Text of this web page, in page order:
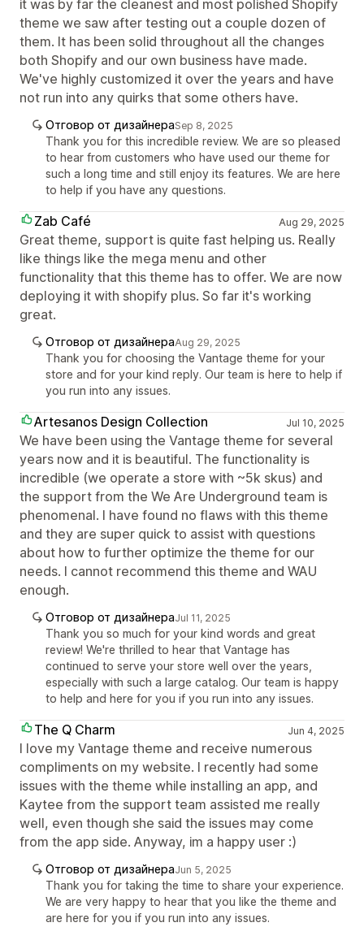
it was by far the cleanest and most polished Shopify
theme we saw after testing out a couple dozen of
them. It has been solid throughout all the changes
both Shopify and our own business have made.
We've highly customized it over the years and have
not run into any quirks that some others have.
Отговор от дизайнераSep 8, 2025
Thank you for this incredible review. We are so pleased
to hear from customers who have used our theme for
such a long time and still enjoy its features. We are here
to help if you have any questions.
Zab Café Aug 29, 2025
Great theme, support is quite fast helping us. Really
like things like the mega menu and other
functionality that this theme has to offer. We are now
deploying it with shopify plus. So far it's working
great.
Отговор от дизайнераAug 29, 2025
Thank you for choosing the Vantage theme for your
store and for your kind reply. Our team is here to help if
you run into any issues.
Artesanos Design Collection Jul 10, 2025
We have been using the Vantage theme for several
years now and it is beautiful. The functionality is
incredible (we operate a store with ~5k skus) and
the support from the We Are Underground team is
phenomenal. I have found no flaws with this theme
and they are super quick to assist with questions
about how to further optimize the theme for our
needs. I cannot recommend this theme and WAU
enough.
Отговор от дизайнераJul 11, 2025
Thank you so much for your kind words and great
review! We're thrilled to hear that Vantage has
continued to serve your store well over the years,
especially with such a large catalog. Our team is happy
to help and here for you if you run into any issues.
The Q Charm Jun 4, 2025
I love my Vantage theme and receive numerous
compliments on my website. I recently had some
issues with the theme while installing an app, and
Kaytee from the support team assisted me really
well, even though she said the issues may come
from the app side. Anyway, im a happy user :)
Отговор от дизайнераJun 5, 2025
Thank you for taking the time to share your experience.
We are very happy to hear that you like the theme and
are here for you if you run into any issues.